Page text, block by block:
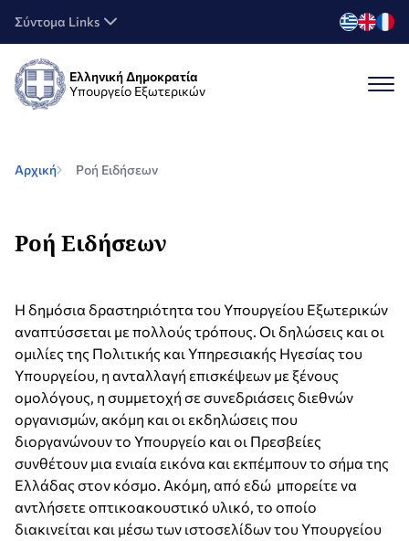
Σύντομα Links
Ελληνική Δημοκρατία
Υπουργείο Εξωτερικών
Αρχική Ροή Ειδήσεων
Ροή Ειδήσεων
Η δημόσια δραστηριότητα του Υπουργείου Εξωτερικών
αναπτύσσεται με πολλούς τρόπους. Οι δηλώσεις και οι
ομιλίες της Πολιτικής και Υπηρεσιακής Ηγεσίας του
Υπουργείου, η ανταλλαγή επισκέψεων με ξένους
ομολόγους, η συμμετοχή σε συνεδριάσεις διεθνών
οργανισμών, ακόμη και οι εκδηλώσεις που
διοργανώνουν το Υπουργείο και οι Πρεσβείες
συνθέτουν μια ενιαία εικόνα και εκπέμπουν το σήμα της
Ελλάδας στον κόσμο. Ακόμη, από εδώ μπορείτε να
αντλήσετε οπτικοακουστικό υλικό, το οποίο
διακινείται και μέσω των ιστοσελίδων του Υπουργείου